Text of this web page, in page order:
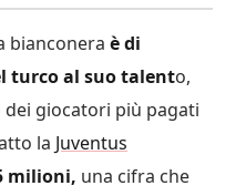
bianconera è di
turco al suo talento,
giocatori più pagati
la Juventus
milioni, una cifra che